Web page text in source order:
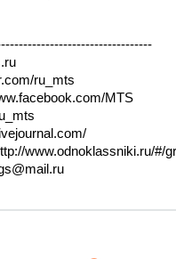
ru_mts
MTS
www.odnoklassniki.ru/#/